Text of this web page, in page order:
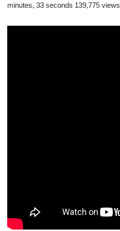
minutes, 33 seconds 139,775 views